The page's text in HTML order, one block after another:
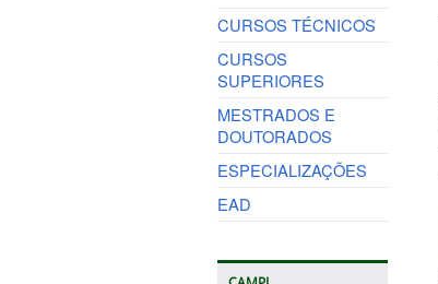
CURSOS TÉCNICOS
CURSOS
SUPERIORES
MESTRADOS E
DOUTORADOS
ESPECIALIZAÇÕES
EAD